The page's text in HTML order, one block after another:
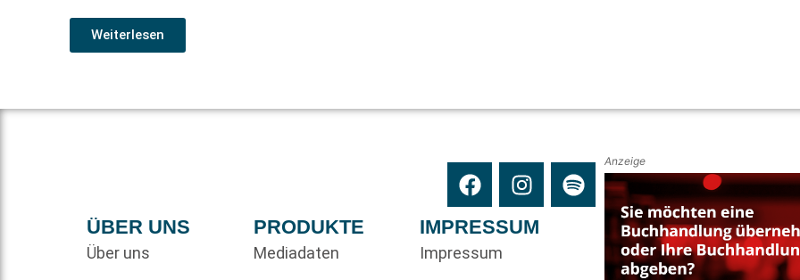
Weiterlesen
ÜBER UNS
Über uns
PRODUKTE
Mediadaten
IMPRESSUM
Impressum
Anzeige